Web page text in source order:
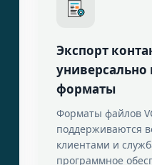
Экспорт
форматы
Форматы файлов
поддерживаются
клиентами и
программное